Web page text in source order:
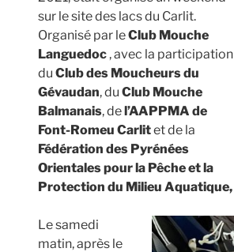
sur le site des lacs du Carlit.
Organisé par leClub Mouche
Languedoc , avec la participation
du Club des Moucheurs du
Gévaudan, du Club Mouche
Balmanais, del’AAPPMA de
Font-Romeu Carlitet de la
Fédération des Pyrénées
Orientales pour la Pêche et la
Protection du Milieu Aquatique,
Le samedi
matin, après le